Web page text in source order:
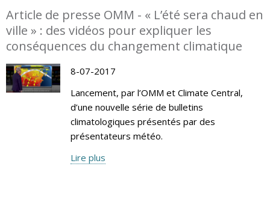
Article de presse OMM - « L’été sera chaud en
ville » : des vidéos pour expliquer les
conséquences du changement climatique
8-07-2017
Lancement, par l’OMM et Climate Central,
d’une nouvelle série de bulletins
climatologiques présentés par des
présentateurs météo.
Lire plus